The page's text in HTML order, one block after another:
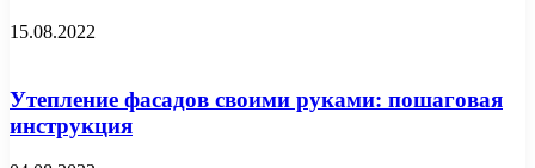
15.08.2022
Утепление фасадов своими руками: пошаговая
инструкция